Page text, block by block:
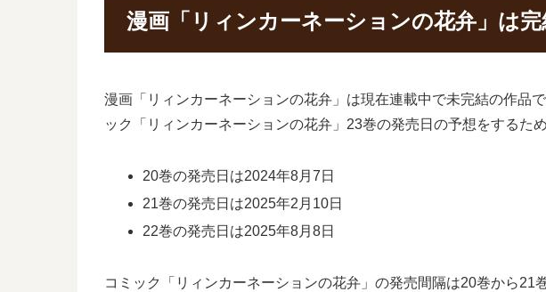
漫画「リィンカーネーションの花弁」は
漫画「リィンカーネーションの花弁」は現在連載中で未完結の作品
ック「リィンカーネーションの花弁」23巻の発売日の予想をするた
20巻の発売日は2024年8月7日
21巻の発売日は2025年2月10日
22巻の発売日は2025年8月8日
コミック「リィンカーネーションの花弁」の発売間隔は20巻から21